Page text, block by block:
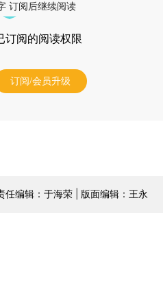
订阅后继续阅读
订阅的阅读权限
订阅/会员升级
任编辑：于海荣 | 版面编辑：王永